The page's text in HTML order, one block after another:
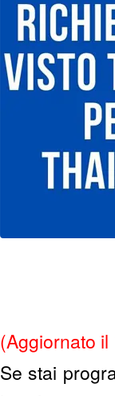
(Aggiornato
Se stai